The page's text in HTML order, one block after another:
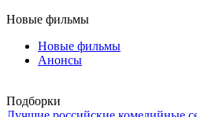
Новые фильмы
Новые фильмы
Анонсы
Подборки